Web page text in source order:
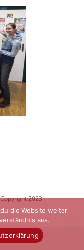
2023
die Website weiter
aus.